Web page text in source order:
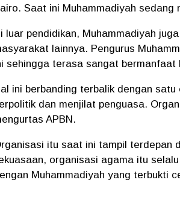
Saat ini Muhammadiyah sedang
luar pendidikan, Muhammadiyah
lainnya. Pengurus
sehingga terasa sangat bermanfaat
ini berbanding terbalik dengan
dan menjilat penguasa.
APBN.
itu saat ini tampil terdepan
organisasi agama itu
Muhammadiyah yang terbukti